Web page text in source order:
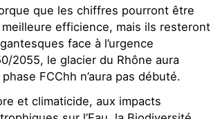
que les chiffres pourront être
efficience, mais ils resteront
face à l’urgence
2055, le glacier du Rhône aura
FCChh n’aura pas débuté.
et climaticide, aux impacts